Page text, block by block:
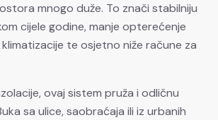
mnogo duže. To znači stabilniju
cijele godine, manje opterećenje
te osjetno niže račune za
ovaj sistem pruža i odličnu
sa ulice, saobraćaja ili iz urbanih